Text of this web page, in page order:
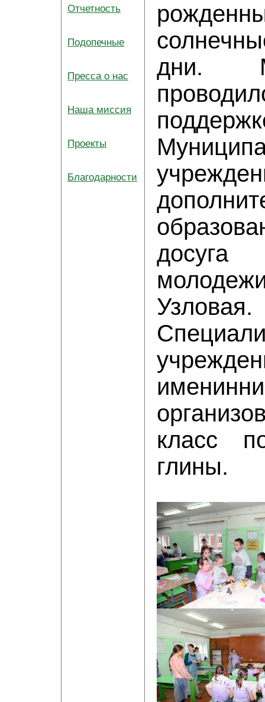
Отчетность
Подопечные
Пресса о нас
Наша миссия
Проекты
Благодарности
дни.
Узловая.
класс
глины.